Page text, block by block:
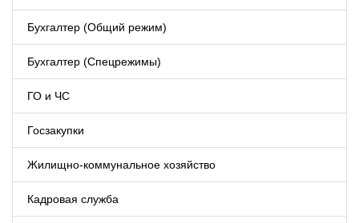
Бухгалтер (Общий режим)
Бухгалтер (Спецрежимы)
ГО и ЧС
Госзакупки
Жилищно-коммунальное хозяйство
Кадровая служба